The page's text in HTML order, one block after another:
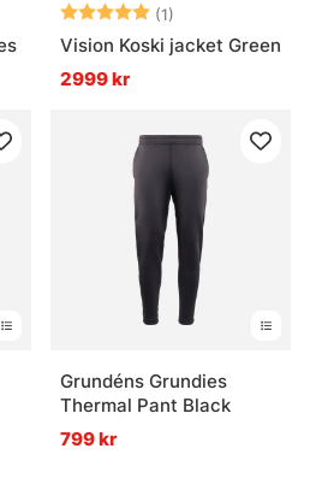
stjärnorBetyg: (1)
Vision Koski jacket Green
2999 kr
stjärnorGrundéns Grundies
Thermal Pant Black
799 kr